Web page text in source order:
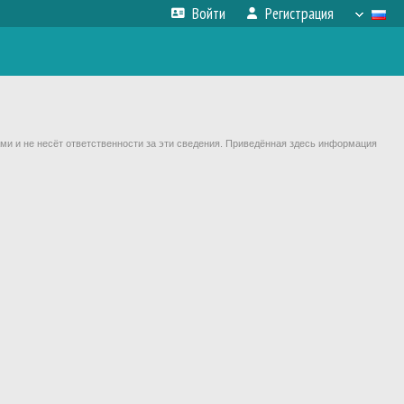
Войти Регистрация
и не несёт ответственности за эти сведения. Приведённая здесь информация